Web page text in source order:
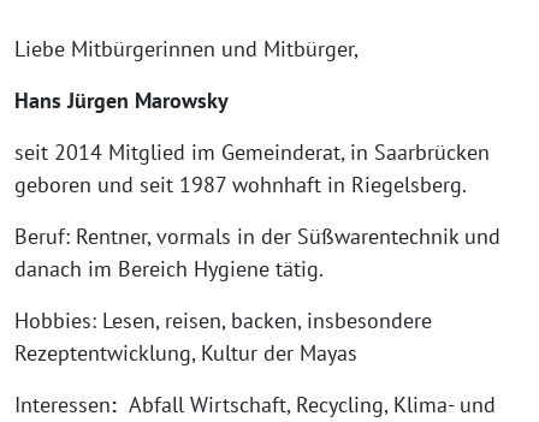
Liebe Mitbürgerinnen und Mitbürger,
Hans Jürgen Marowsky
seit 2014 Mitglied im Gemeinderat, in Saarbrücken
geboren und seit 1987 wohnhaft in Riegelsberg.
Beruf: Rentner, vormals in der Süßwarentechnik und
danach im Bereich Hygiene tätig.
Hobbies: Lesen, reisen, backen, insbesondere
Rezeptentwicklung, Kultur der Mayas
Interessen: Abfall Wirtschaft, Recycling, Klima- und